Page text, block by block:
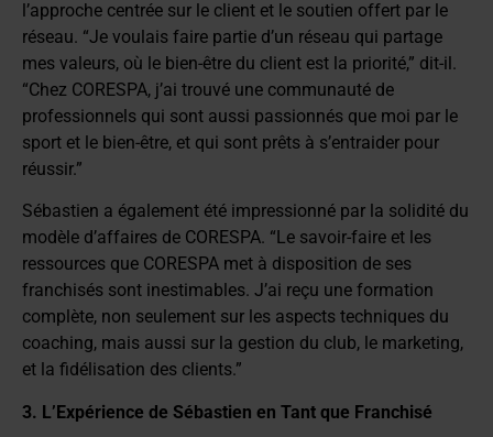
l’approche centrée sur le client et le soutien offert par le
réseau. “Je voulais faire partie d’un réseau qui partage
mes valeurs, où le bien-être du client est la priorité,” dit-il.
“Chez CORESPA, j’ai trouvé une communauté de
professionnels qui sont aussi passionnés que moi par le
sport et le bien-être, et qui sont prêts à s’entraider pour
réussir.”
Sébastien a également été impressionné par la solidité du
modèle d’affaires de CORESPA. “Le savoir-faire et les
ressources que CORESPA met à disposition de ses
franchisés sont inestimables. J’ai reçu une formation
complète, non seulement sur les aspects techniques du
coaching, mais aussi sur la gestion du club, le marketing,
et la fidélisation des clients.”
3. L’Expérience de Sébastien en Tant que Franchisé